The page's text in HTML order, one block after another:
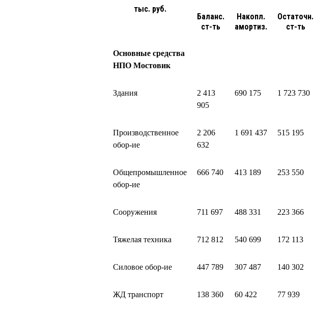
тыс. руб.
Баланс.
ст-ть
Накопл.
амортиз.
Остаточн.
ст-ть
Основные средства
НПО Мостовик
Здания
2 413
905
690 175 1 723 730
Производственное
обор-ие
2 206
632
1 691 437 515 195
Общепромышленное
обор-ие
666 740 413 189 253 550
Сооружения 711 697 488 331 223 366
Тяжелая техника 712 812 540 699 172 113
Силовое обор-ие 447 789 307 487 140 302
ЖД транспорт 138 360 60 422 77 939